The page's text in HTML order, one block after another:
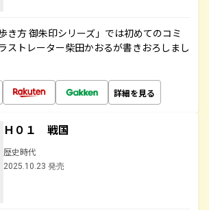
き方 御朱印シリーズ」では初めてのコミ
ストレーター柴田かおるが書きおろしまし
詳細を見る
Ｈ０１ 戦国
歴史時代
2025.10.23 発売